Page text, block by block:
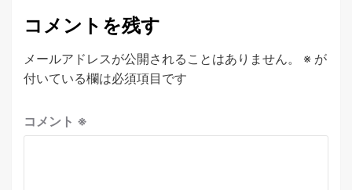
コメントを残す
メールアドレスが公開されることはありません。 ※ が
付いている欄は必須項目です
コメント ※